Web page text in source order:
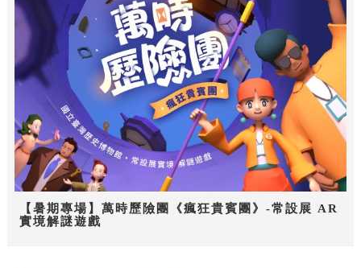
【暑期專場】萬時歷險團《瘋狂貴賓團》-常設展 AR
實境解謎遊戲